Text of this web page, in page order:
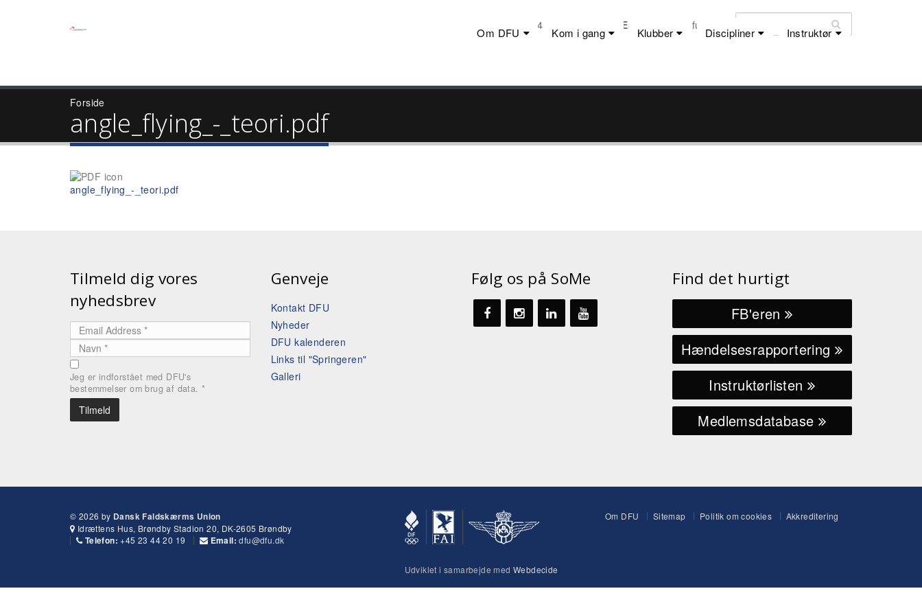
+45 23 44 20 19 Email: dfu@dfu.dk
Om DFU Kom i gang Klubber Discipliner Instruktør
Forside
angle_flying_-_teori.pdf
angle_flying_-_teori.pdf
Tilmeld dig vores
nyhedsbrev
Jeg er indforstået med DFU's
bestemmelser om brug af data. *
Genveje
Kontakt DFU
Nyheder
DFU kalenderen
Links til "Springeren"
Galleri
Følg os på SoMe Find det hurtigt
FB'eren
Hændelsesrapportering
Instruktørlisten
Medlemsdatabase
© 2026 by Dansk Faldskærms Union
Idrættens Hus, Brøndby Stadion 20, DK-2605 Brøndby
Telefon: +45 23 44 20 19 Email: dfu@dfu.dk
Om DFU Sitemap Politik om cookies Akkreditering
Udviklet i samarbejde med Webdecide